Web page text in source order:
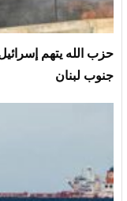
حزب الله يتهم
جنوب لبنان